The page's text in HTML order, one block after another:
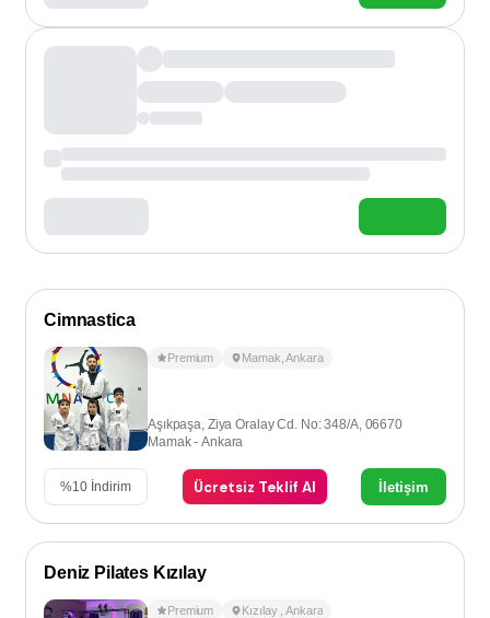
Cimnastica
Premium Mamak ,Ankara
Aşıkpaşa, Ziya Oralay Cd. No: 348/A, 06670
Mamak - Ankara
%10 İndirim Ücretsiz Teklif Al İletişim
Deniz Pilates Kızılay
Premium Kızılay ,Ankara